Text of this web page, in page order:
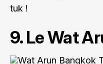
tuk !
9. Le Wat